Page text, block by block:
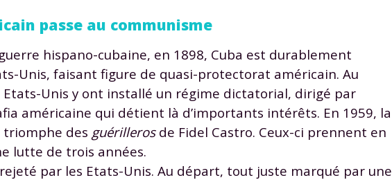
passe au communisme
hispano-cubaine, en 1898, Cuba est durablement
Unis, faisant figure de quasi-protectorat américain. Au
Unis y ont installé un régime dictatorial, dirigé par
américaine qui détient là d’importants intérêts. En 1959, la
triomphe des guérillerosde Fidel Castro. Ceux-ci prennent en
lutte de trois années.
par les Etats-Unis. Au départ, tout juste marqué par une